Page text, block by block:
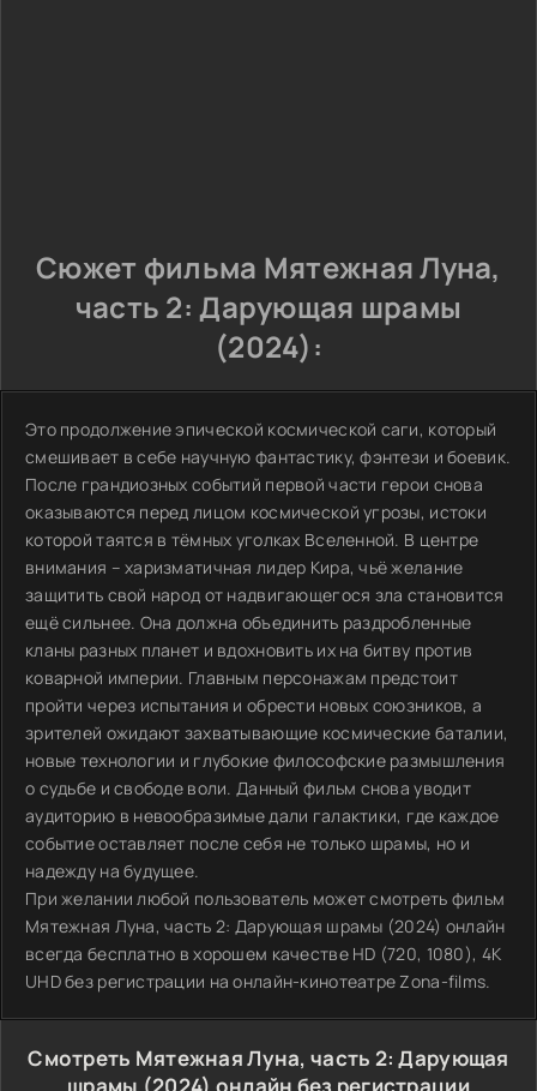
Сюжет фильма Мятежная Луна,
часть 2: Дарующая шрамы
(2024):
Это продолжение эпической космической саги, который
смешивает в себе научную фантастику, фэнтези и боевик.
После грандиозных событий первой части герои снова
оказываются перед лицом космической угрозы, истоки
которой таятся в тёмных уголках Вселенной. В центре
внимания – харизматичная лидер Кира, чьё желание
защитить свой народ от надвигающегося зла становится
ещё сильнее. Она должна объединить раздробленные
кланы разных планет и вдохновить их на битву против
коварной империи. Главным персонажам предстоит
пройти через испытания и обрести новых союзников, а
зрителей ожидают захватывающие космические баталии,
новые технологии и глубокие философские размышления
о судьбе и свободе воли. Данный фильм снова уводит
аудиторию в невообразимые дали галактики, где каждое
событие оставляет после себя не только шрамы, но и
надежду на будущее.
При желании любой пользователь может смотреть фильм
Мятежная Луна, часть 2: Дарующая шрамы (2024) онлайн
всегда бесплатно в хорошем качестве HD (720, 1080), 4K
UHD без регистрации на онлайн-кинотеатре Zona-films.
Смотреть Мятежная Луна, часть 2: Дарующая